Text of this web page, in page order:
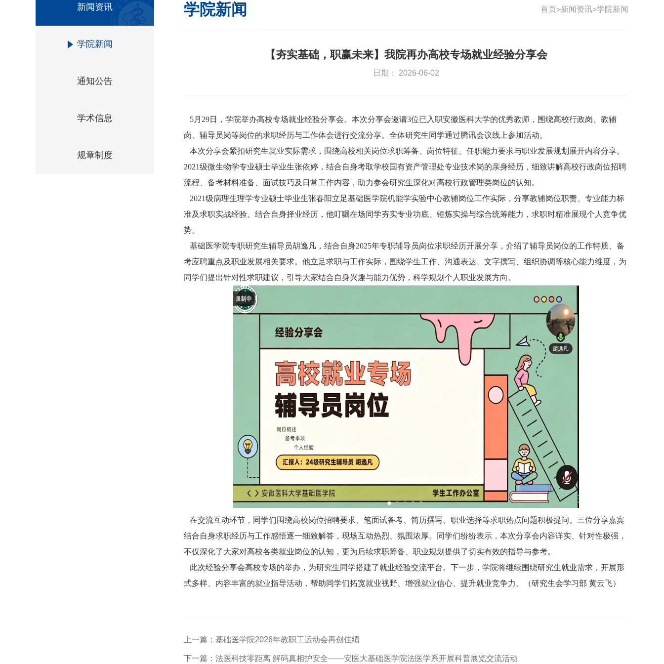
新闻资讯
学院新闻
通知公告
学术信息
规章制度
学院新闻 首页>新闻资讯>学院新闻
【夯实基础，职赢未来】我院再办高校专场就业经验分享会
日期： 2026-06-02
5月29日，学院举办高校专场就业经验分享会。本次分享会邀请3位已入职安徽医科大学的优秀教师，围绕高校行政岗、教辅
岗、辅导员岗等岗位的求职经历与工作体会进行交流分享。全体研究生同学通过腾讯会议线上参加活动。
本次分享会紧扣研究生就业实际需求，围绕高校相关岗位求职筹备、岗位特征、任职能力要求与职业发展规划展开内容分享。
2021级微生物学专业硕士毕业生张依婷，结合自身考取学校国有资产管理处专业技术岗的亲身经历，细致讲解高校行政岗位招聘
流程、备考材料准备、面试技巧及日常工作内容，助力参会研究生深化对高校行政管理类岗位的认知。
2021级病理生理学专业硕士毕业生张春阳立足基础医学院机能学实验中心教辅岗位工作实际，分享教辅岗位职责、专业能力标
准及求职实战经验。结合自身择业经历，他叮嘱在场同学夯实专业功底、锤炼实操与综合统筹能力，求职时精准展现个人竞争优
势。
基础医学院专职研究生辅导员胡逸凡，结合自身2025年专职辅导员岗位求职经历开展分享，介绍了辅导员岗位的工作特质、备
考应聘重点及职业发展相关要求。他立足求职与工作实际，围绕学生工作、沟通表达、文字撰写、组织协调等核心能力维度，为
同学们提出针对性求职建议，引导大家结合自身兴趣与能力优势，科学规划个人职业发展方向。
在交流互动环节，同学们围绕高校岗位招聘要求、笔面试备考、简历撰写、职业选择等求职热点问题积极提问。三位分享嘉宾
结合自身求职经历与工作感悟逐一细致解答，现场互动热烈、氛围浓厚。同学们纷纷表示，本次分享会内容详实、针对性极强，
不仅深化了大家对高校各类就业岗位的认知，更为后续求职筹备、职业规划提供了切实有效的指导与参考。
此次经验分享会高校专场的举办，为研究生同学搭建了就业经验交流平台。下一步，学院将继续围绕研究生就业需求，开展形
式多样、内容丰富的就业指导活动，帮助同学们拓宽就业视野、增强就业信心、提升就业竞争力。
（研究生会学习部 黄云飞）
上一篇：基础医学院2026年教职工运动会再创佳绩
下一篇：法医科技零距离 解码真相护安全——安医大基础医学院法医学系开展科普展览交流活动